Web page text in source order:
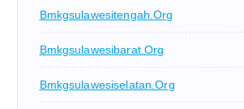
Bmkgsulawesitengah.org
Bmkgsulawesibarat.org
Bmkgsulawesiselatan.org